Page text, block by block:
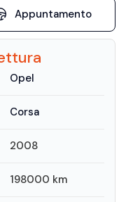
Appuntamento
Opel
Corsa
2008
198000 km